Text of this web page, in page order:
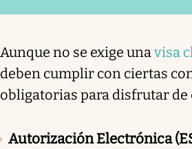
Aunque no se exige unavisa
deben cumplir con ciertas
obligatorias para disfrutar de
Autorización Electrónica